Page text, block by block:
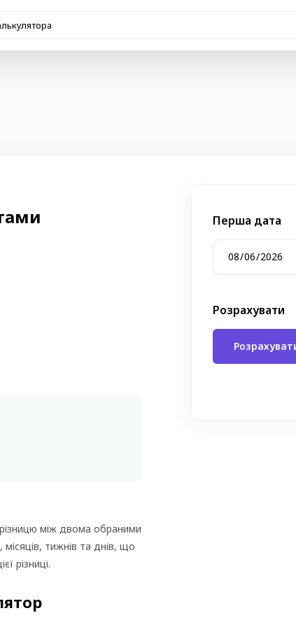
між двома обраними
місяців, тижнів та днів, що
різниці.
Перша дата
Розрахувати